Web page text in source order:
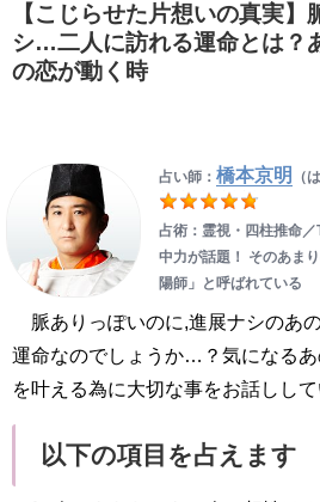
【こじらせた片想いの真実
シ…二人に訪れる運命とは？
の恋が動く時
占い師： 橋本京明 （
占術：霊視・四柱推命
中力が話題！ そのあま
陽師」と呼ばれている
脈ありっぽいのに,進展ナシのあ
運命なのでしょうか…？気になる
を叶える為に大切な事をお話しして
以下の項目を占えます